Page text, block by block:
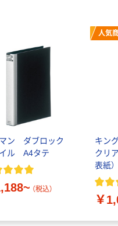
ン ダブロック
ル A4タテ
（税込）
人気
キン
クリ
表紙）
￥